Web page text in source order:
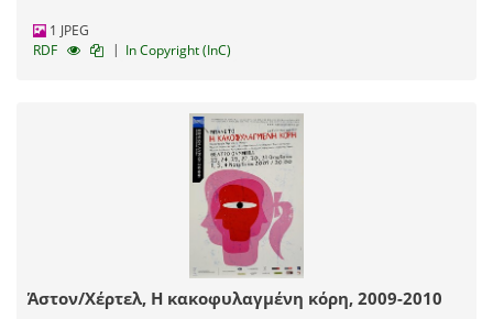
1 JPEG
RDF
| In Copyright (InC)
Άστον/Χέρτελ, Η κακοφυλαγμένη κόρη, 2009-2010